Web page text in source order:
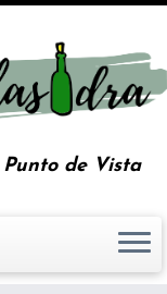
de Vista